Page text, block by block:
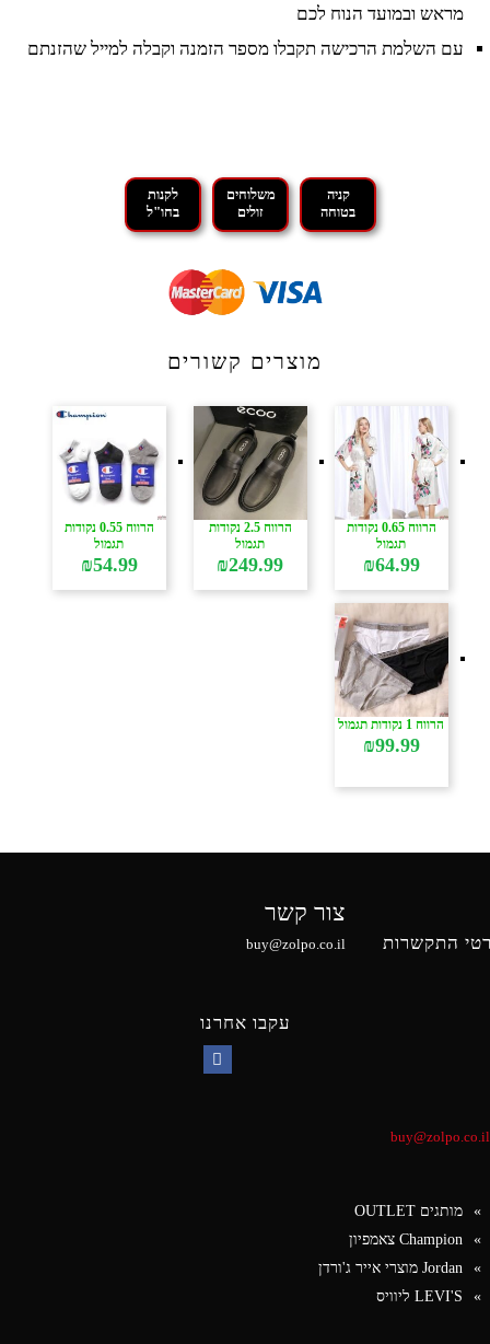
מראש ובמועד הנוח לכם
עם השלמת הרכישה תקבלו מספר הזמנה וקבלה למייל שהזנתם
קניה
בטוחה
משלוחים
זולים
לקנות
בחו"ל
מוצרים קשורים
הרווח 0.65 נקודות
תגמול
₪64.99
הרווח 2.5 נקודות
תגמול
₪249.99
הרווח 0.55 נקודות
תגמול
₪54.99
הרווח 1 נקודות תגמול
₪99.99
התקשרות
צור קשר
buy@zolpo.co.il
עקבו אחרנו
buy@zolpo.co.il
מותגים OUTLET
Champion צאמפיון
Jordan מוצרי אייר ג'ורדן
LEVI'S ליוויס